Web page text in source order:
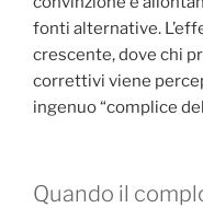
fonti alternative.
crescente, dove chi
correttivi viene
ingenuo “complice
Quando il